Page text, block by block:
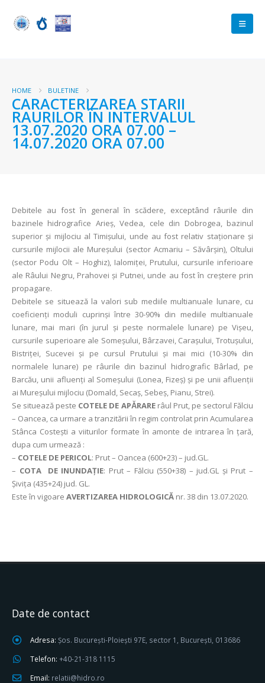
HOME BULETINE
CARACTERIZAREA STARII
RAURILOR ÎN INTERVALUL
13.07.2020 ORA 07.00 –
14.07.2020 ORA 07.00
Debitele au fost în general în scădere, exceptând râurile din
bazinele hidrografice Arieș, Vedea, cele din Dobrogea, bazinul
superior și mijlociu al Timișului, unde au fost relativ staționare și
cursurile mijlocii ale Mureșului (sector Acmariu – Săvârșin), Oltului
(sector Podu Olt – Hoghiz), Ialomiței, Prutului, cursurile inferioare
ale Râului Negru, Prahovei și Putnei, unde au fost în creștere prin
propagare.
Debitele se situează la valori sub mediile multianuale lunare, cu
coeficienţi moduli cuprinşi între 30-90% din mediile multianuale
lunare, mai mari (în jurul și peste normalele lunare) pe Vișeu,
cursurile superioare ale Someșului, Bârzavei, Carașului, Trotușului,
Bistriței, Sucevei și pe cursul Prutului şi mai mici (10-30% din
normalele lunare) pe râurile din bazinul hidrografic Bârlad, pe
Barcău, unii afluenți al Someșului (Lonea, Fizeș) și pe unii afluenții
ai Mureșului mijlociu (Domald, Secaș, Sebeș, Pianu, Strei).
Se situează peste COTELE DE APᾸRARErâul Prut, pe sectorul Fălciu
– Oancea, ca urmare a tranzitării în regim controlat prin Acumularea
Stânca Costeşti a viiturilor formate în amonte de intrarea în ţară,
dupa cum urmează :
– COTELE DE PERICOL: Prut – Oancea (600+23) – jud.GL.
– COTA DE INUNDAȚIE: Prut – Fălciu (550+38) – jud.GL și Prut –
Şiviţa (435+24) jud. GL.
Este în vigoare AVERTIZAREA HIDROLOGICĂ nr. 38 din 13.07.2020.
Date de contact
Adresa: Șos. București-Ploiești 97E, sector 1, București, 013686
Telefon: +40-21-318 1115
Email: relatii@hidro.ro